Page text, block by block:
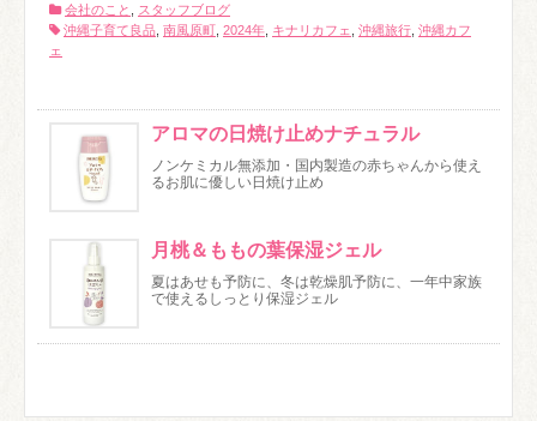
会社のこと
スタッフブログ
沖縄子育て良品 南風原町 2024年 キナリカフェ 沖縄旅行 沖縄カフ
ェ
アロマの日焼け止めナチュラル
ノンケミカル無添加・国内製造の赤ちゃんから使え
るお肌に優しい日焼け止め
月桃＆ももの葉保湿ジェル
夏はあせも予防に、冬は乾燥肌予防に、一年中家族
で使えるしっとり保湿ジェル